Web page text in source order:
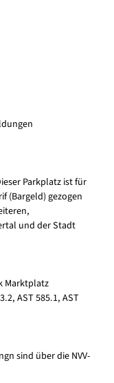
Parkplatz ist für
(Bargeld) gezogen
und der Stadt
Marktplatz
AST 585.1, AST
sind über die NVV-